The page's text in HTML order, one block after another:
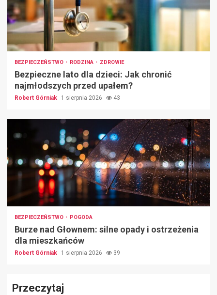
BEZPIECZEŃSTWO RODZINA ZDROWIE
Bezpieczne lato dla dzieci: Jak chronić
najmłodszych przed upałem?
Robert Górniak 1 sierpnia 2026 43
BEZPIECZEŃSTWO POGODA
Burze nad Głownem: silne opady i ostrzeżenia
dla mieszkańców
Robert Górniak 1 sierpnia 2026 39
Przeczytaj